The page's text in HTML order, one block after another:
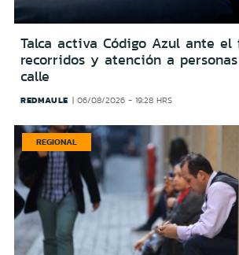
Talca activa Código Azul ante
recorridos y atención a
calle
REDMAULE 06/08/2026 - 19:28 HRS
REGIONAL